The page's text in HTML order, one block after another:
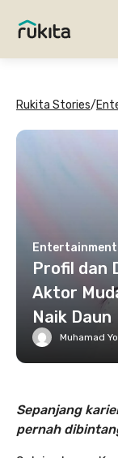
Rukita Stories/
Entertainment
Profil dan
Aktor
Naik Daun
Muhamad
Sepanjang
pernah